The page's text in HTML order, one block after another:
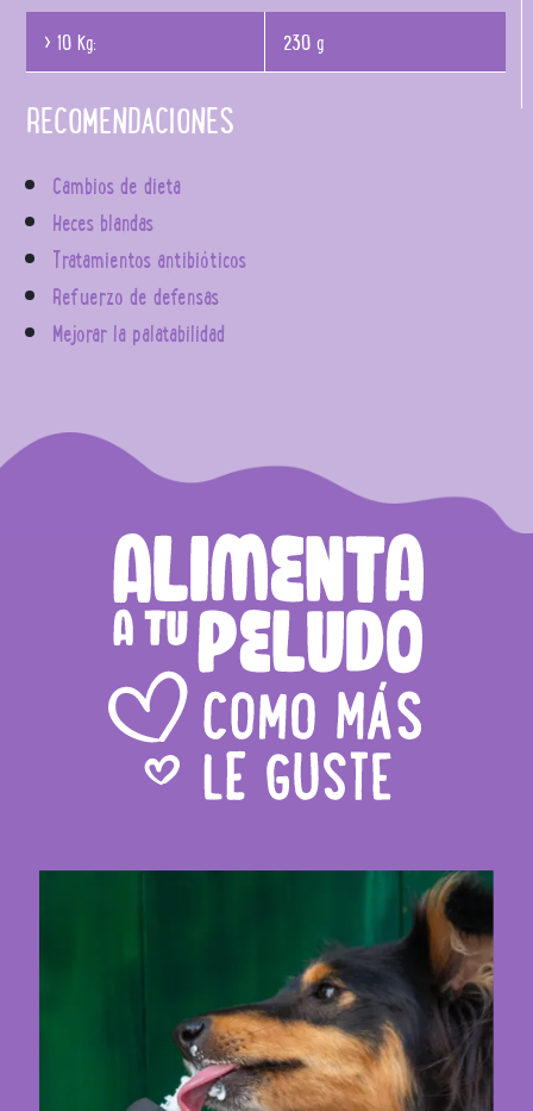
> 10 Kg:
230 g
RECOMENDACIONES
Cambios de dieta
Heces blandas
Tratamientos antibióticos
Refuerzo de defensas
Mejorar la palatabilidad